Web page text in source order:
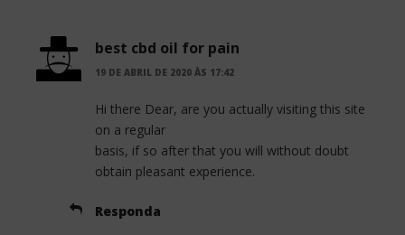
best cbd oil for pain
19 DE ABRIL DE 2020 ÀS 17:42
Hi there Dear, are you actually visiting this site
on a regular
basis, if so after that you will without doubt
obtain pleasant experience.
Responda